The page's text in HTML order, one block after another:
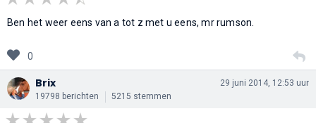
Ben het weer eens van a tot z met u eens, mr rumson.
0
Brix
19798 berichten 5215 stemmen
29 juni 2014, 12:53 uur